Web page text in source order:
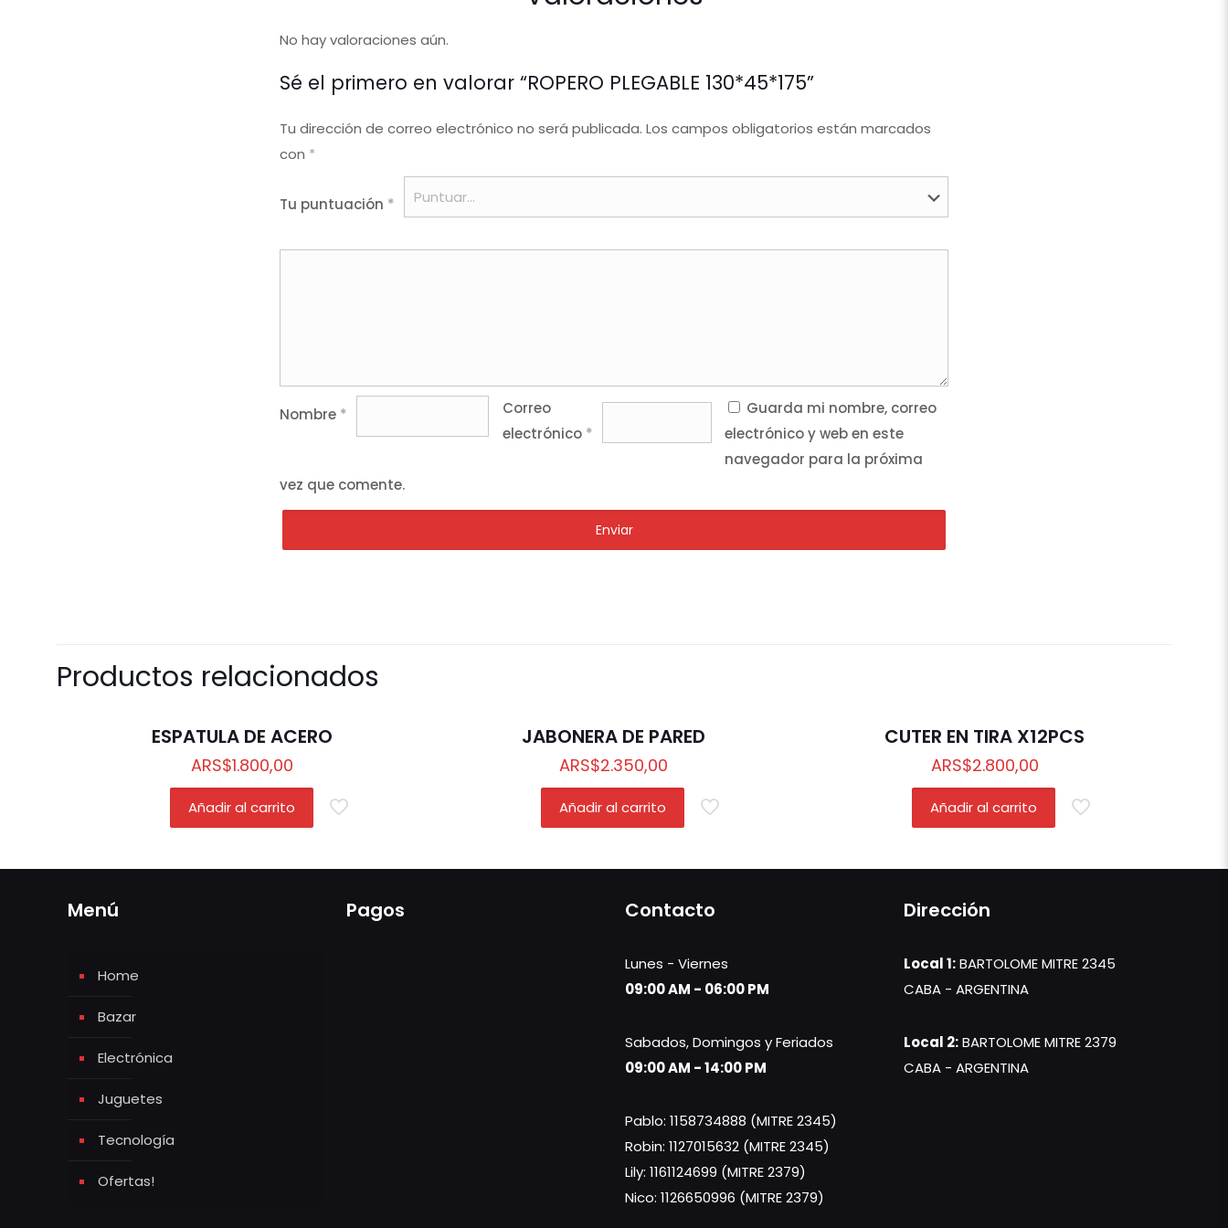
No hay valoraciones aún.
Sé el primero en valorar “ROPERO PLEGABLE 130*45*175”
Tu dirección de correo electrónico no será publicada. Los campos obligatorios están marcados
con *
Tu puntuación *
Nombre *
Correo
electrónico *
Guarda mi nombre, correo
electrónico y web en este
navegador para la próxima
vez que comente.
Productos relacionados
ESPATULA DE ACERO
ARS$1.800,00
Añadir al carrito
JABONERA DE PARED
ARS$2.350,00
Añadir al carrito
CUTER EN TIRA X12PCS
ARS$2.800,00
Añadir al carrito
Menú
Home
Bazar
Electrónica
Juguetes
Tecnología
Ofertas!
Pagos Contacto
Lunes - Viernes
09:00 AM - 06:00 PM
Sabados, Domingos y Feriados
09:00 AM - 14:00 PM
Pablo: 1158734888 (MITRE 2345)
Robin: 1127015632 (MITRE 2345)
Lily: 1161124699 (MITRE 2379)
Nico: 1126650996 (MITRE 2379)
Dirección
Local 1:BARTOLOME MITRE 2345
CABA - ARGENTINA
Local 2:BARTOLOME MITRE 2379
CABA - ARGENTINA